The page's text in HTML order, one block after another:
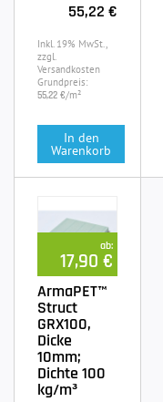
55,22 €
Inkl. 19% MwSt.,
zzgl.
Versandkosten
Grundpreis:
55,22 €/m²
In den
Warenkorb
ab:
17,90 €
ArmaPET™
Struct
GRX100,
Dicke
10mm;
Dichte 100
kg/m³